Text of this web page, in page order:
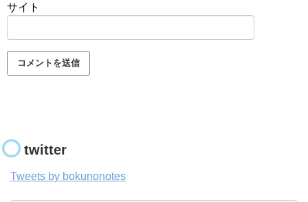
サイト
twitter
Tweets by bokunonotes